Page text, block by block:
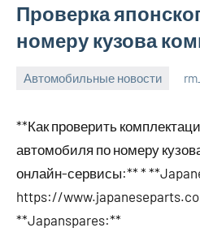
Проверка
номеру кузова
Автомобильные новости
2024
**Как проверить
автомобиля по номеру
онлайн-сервисы:** *
https://
**Japanspares:**